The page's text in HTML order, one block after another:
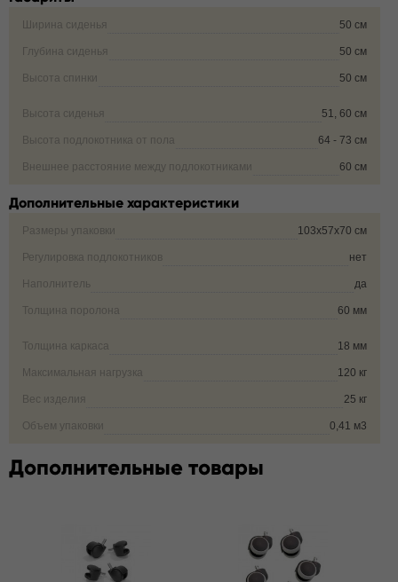
Ширина сиденья 50 см
Глубина сиденья 50 см
Высота спинки 50 см
Высота сиденья 51, 60 см
Высота подлокотника от пола 64 - 73 см
Внешнее расстояние между подлокотниками 60 см
Дополнительные характеристики
Размеры упаковки 103х57х70 см
Регулировка подлокотников нет
Наполнитель да
Толщина поролона 60 мм
Толщина каркаса 18 мм
Максимальная нагрузка 120 кг
Вес изделия 25 кг
Объем упаковки 0,41 м3
Дополнительные товары